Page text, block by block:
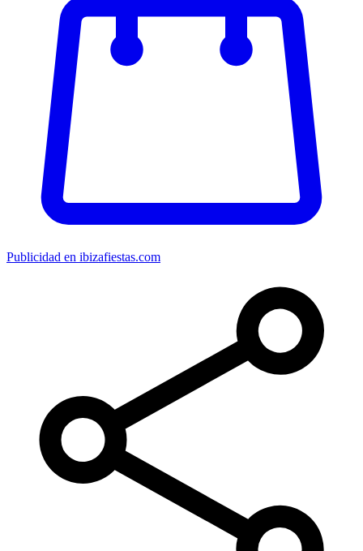
Publicidad en ibizafiestas.com